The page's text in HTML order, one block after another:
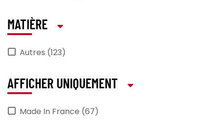
MATIÈRE
Autres (123)
AFFICHER UNIQUEMENT
Made In France (67)